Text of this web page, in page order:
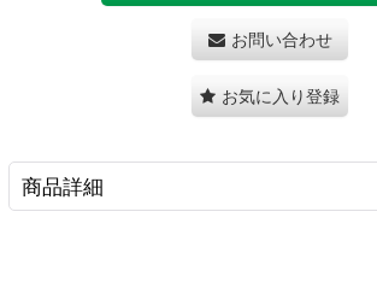
お問い合わせ
お気に入り登録
商品詳細